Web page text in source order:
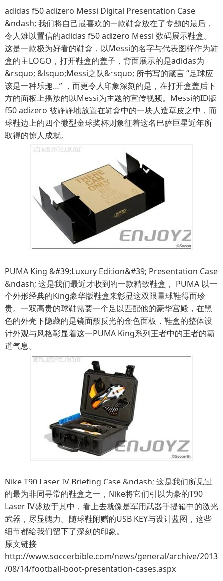
adidas f50 adizero Messi Digital Presentation Case
&ndash; 我们将自己最喜欢的一款鞋盒放在了专题的最后，
令人难以置信的adidas f50 adizero Messi 数码展示鞋盒。
这是一款极为好看的鞋盒，以Messi的名字与代表图样作为鞋
盒的主LOGO，打开鞋盒的盖子，背面展示的是adidas为
&rsquo; &lsquo;Messi之队&rsquo; 所书写的箴言 “足球应
该是一种乐趣…” ，而更令人印象深刻的是，在打开盒盖后下
方的面板上播放的以Messi为主题的宣传视频。Messi的ID版
f50 adizero 被静静地放置在鞋盒中的一块人造草皮之中，而
球鞋边上的四个微型金球奖杯则象征着这名巴萨巨星近年所
取得的惊人成就。
PUMA King &#39;Luxury Edition&#39; Presentation Case
&ndash; 这是我们最近才收到的一款精致鞋盒， PUMA 以一
个外形经典的King豪华版鞋盒来彰显这双限量球鞋得而珍
贵。一双高贵的球鞋需要一个足以匹配他的豪华宫殿，在黑
色的外壳下隐藏的是镜面般反光的金色面板，鞋盒的整体设
计外观与风格彰显着这一PUMA King系列王者中的王者的霸
道气息。
Nike T90 Laser IV Briefing Case &ndash; 这是我们所见过
的最为非同寻常的鞋盒之一，Nike将它们引以为豪的T90
Laser IV盛放于其中，看上去就像是军用武器手提箱中的激光
武器，尽显魄力。随球鞋附赠的USB KEY与设计蓝图，这些
细节都给我们留下了深刻的印象。
原文链接
http://www.soccerbible.com/news/general/archive/2013
/08/14/football-boot-presentation-cases.aspx